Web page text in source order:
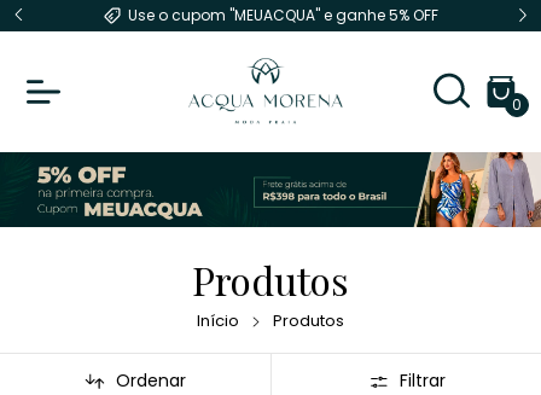
FRETE FIXO de R$14,90 para SP
0
Produtos
Início Produtos
Ordenar Filtrar